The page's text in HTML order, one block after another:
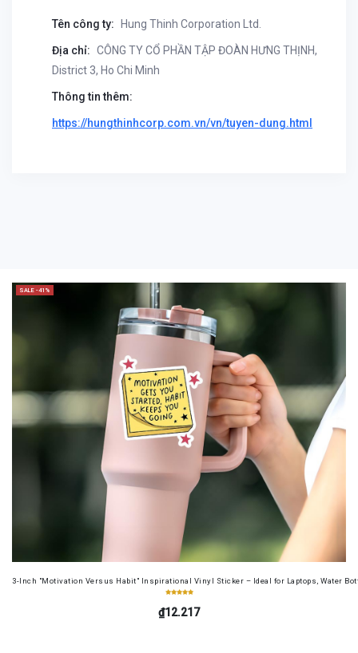
Tên công ty: Hung Thinh Corporation Ltd.
Địa chỉ: CÔNG TY CỔ PHẦN TẬP ĐOÀN HƯNG THỊNH,
District 3, Ho Chi Minh
Thông tin thêm:
https://hungthinhcorp.com.vn/vn/tuyen-dung.html
SALE -41%
3-Inch "Motivation Versus Habit" Inspirational Vinyl Sticker – Ideal for Laptops, Water
₫12.217